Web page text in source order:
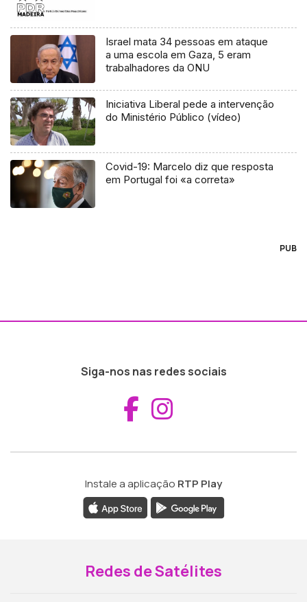
Israel mata 34 pessoas em ataque
a uma escola em Gaza, 5 eram
trabalhadores da ONU
Iniciativa Liberal pede a intervenção
do Ministério Público (vídeo)
Covid-19: Marcelo diz que resposta
em Portugal foi «a correta»
PUB
Siga-nos nas redes sociais
Aceder ao
Instale a aplicação RTP Play
Redes de Satélites